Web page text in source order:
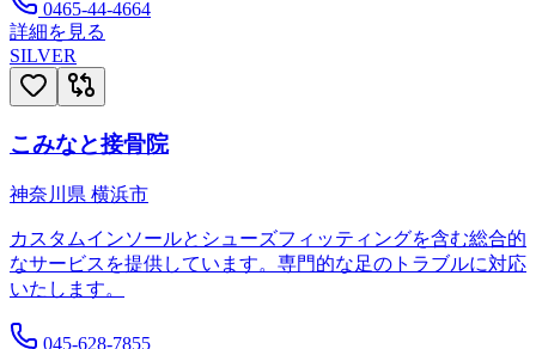
0465-44-4664
詳細を見る
SILVER
こみなと接骨院
神奈川県 横浜市
カスタムインソールとシューズフィッティングを含む総合的
なサービスを提供しています。専門的な足のトラブルに対応
いたします。
045-628-7855